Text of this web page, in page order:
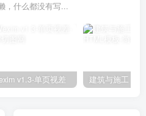
，什么都没有写...
v1.3-单页视差